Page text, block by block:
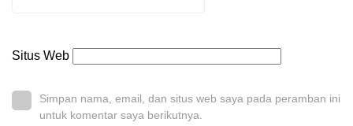
Situs Web
Simpan nama, email, dan situs web saya pada peramban ini
untuk komentar saya berikutnya.